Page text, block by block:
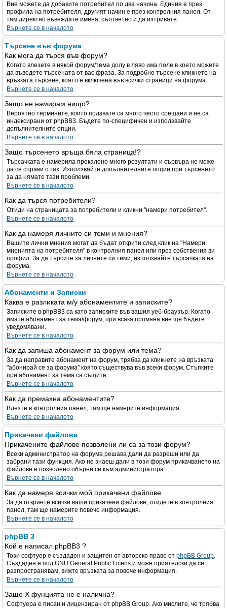
Вие можете да добавите потребител по два начина. Единия е през
профила на потребителя, другият начин е през контролния панел. От
там директно въвеждате имена, съответно и да изтривате.
Върнете се в началото
Търсене във форума
Как мога да търся във форум?
Когато влезете в някой форум/тема долу в ляво има поле в което можете
да въведете търсената от вас фраза. За подробно търсене кликнете на
връзката търсене, която е включена във всички страници на форума.
Върнете се в началото
Защо не намирам нищо?
Вероятно термините, които ползвате са много често срещани и не са
индексирани от phpBB3. Бъдете по-специфичен и използвайте
допълнителните опции.
Върнете се в началото
Защо търсенето връща бяла страница!?
Търсачката е намерила прекалено много резултати и сървъра не може
да се справи с тях. Използвайте допълнителните опции при търсенето
за да нямате тази проблеми.
Върнете се в началото
Как да търся потребители?
Отиди на страницата за потребители и кликни "намери потребител".
Върнете се в началото
Как да намеря личните си теми и мнения?
Вашите лични мнения могат да бъдат открити след клик на "Намери
мненията на потребителя" в контролния панел или през собствения ви
профил. За да търсите за личните си теми, използвайте търсачката на
форума.
Върнете се в началото
Абонаменти и Записки
Каква е разликата м/у абонаментите и записките?
Записките в phpBB3 са като записките във вашия уеб-браузър. Когато
имате абонамент за тема/форум, при всяка промяна вие ще бъдете
уведомявани.
Върнете се в началото
Как да запиша абонамент за форум или тема?
За да направите абонамент на форум, трябва да кликнете на връзката
"абонирай се за форума" която съществува във всеки форум. Стъпките
при абонамент за тема са същите.
Върнете се в началото
Как да премахна абонаментите?
Влезте в контролния панел, там ще намерите информация.
Върнете се в началото
Прикачени файлове
Прикачените файлове позволени ли са за този форум?
Всеки администратор на форума решава дали да разреши или да
забрани тази функция. Ако не знаеш дали в този форум прикачването на
файлове е позволено обърни се към администратора.
Върнете се в началото
Как да намеря всички мой прикачени файлове
За да откриете всички ваши прикачени файлове, отидете в контролния
панел, там ще намерите повече информация.
Върнете се в началото
phpBB 3
Кой е написал phpBB3 ?
Този софтуер е създаден и защитен от авторско право от phpBB Group.
Създаден е под GNU General Public Licens и може приятелски да се
разпространявам, вижте връзката за повече информация.
Върнете се в началото
Защо X фунцията не е налична?
Софтуера е писан и лицензиран от phpBB Group. Ако мислите, че трябва